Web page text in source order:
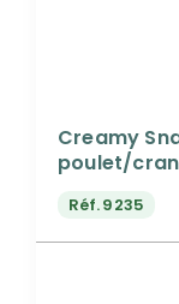
Creamy
poulet/
Réf.9235